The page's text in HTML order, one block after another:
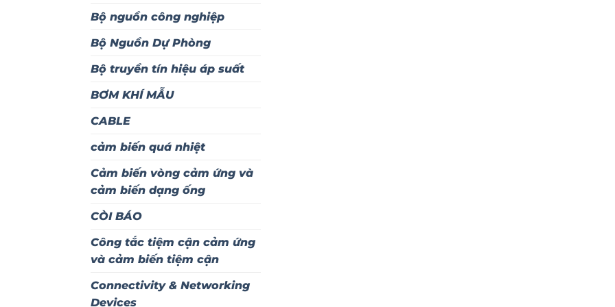
Bộ nguồn công nghiệp
Bộ Nguồn Dự Phòng
Bộ truyền tín hiệu áp suất
BƠM KHÍ MẪU
CABLE
cảm biến quá nhiệt
Cảm biến vòng cảm ứng và
cảm biến dạng ống
CÒI BÁO
Công tắc tiệm cận cảm ứng
và cảm biến tiệm cận
Connectivity & Networking
Devices